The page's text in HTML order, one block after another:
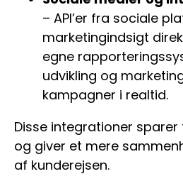
– API’er fra sociale
marketingindsigt
egne
udvikling og
kampagner i realtid.
Disse integrationer
og giver et mere
af kunderejsen.